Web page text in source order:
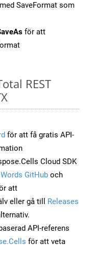
SaveFormat som
för att
REST
för att få gratis API-
Cloud SDK
GitHub och
att
eller gå till Releases
API-referens
för att veta